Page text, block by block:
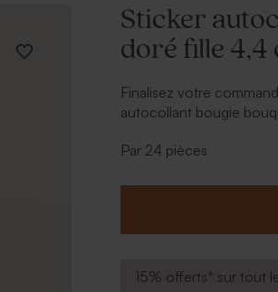
Sticker
doré fille 4,4
Finalisez votre
autocollant bougie
joli design moderne.
votre enveloppe afin de
* Diamètre : 4,4 cm
l'autocollant.
Par 24 pièces
15% offerts* sur tout